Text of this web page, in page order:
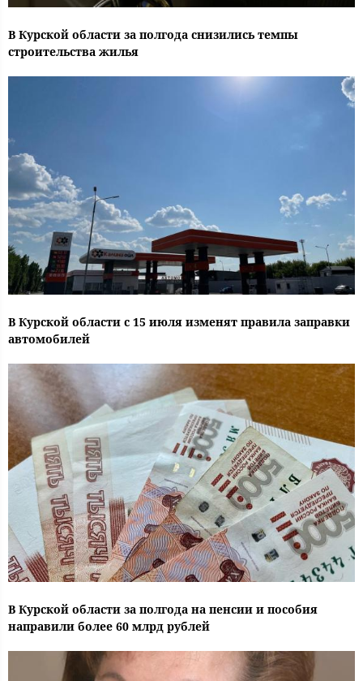
В Курской области за полгода снизились темпы
строительства жилья
В Курской области с 15 июля изменят правила заправки
автомобилей
В Курской области за полгода на пенсии и пособия
направили более 60 млрд рублей